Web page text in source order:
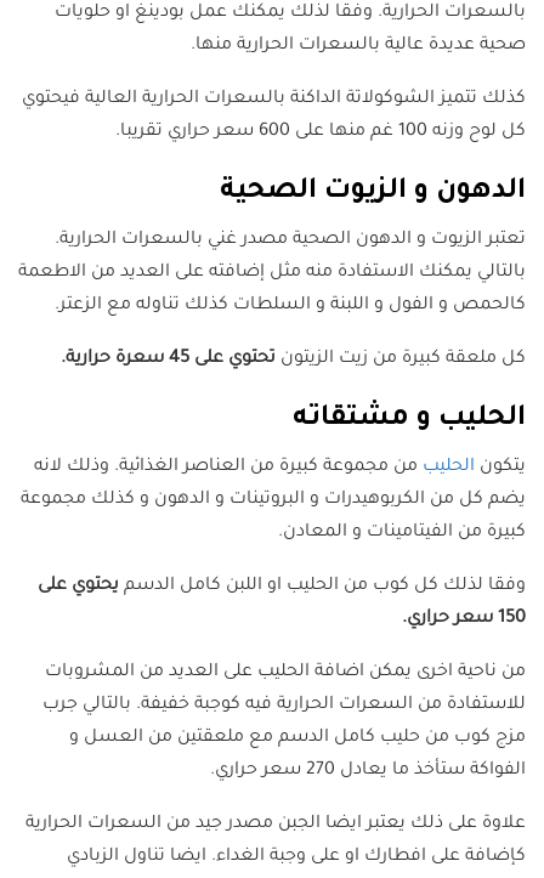
بالسعرات الحرارية. وفقا لذلك يمكنك عمل بودينغ او حلويات
صحية عديدة عالية بالسعرات الحرارية منها.
كذلك تتميز الشوكولاتة الداكنة بالسعرات الحرارية العالية فيحتوي
كل لوح وزنه 100 غم منها على 600 سعر حراري تقريبا.
الدهون و الزيوت الصحية
تعتبر الزيوت و الدهون الصحية مصدر غني بالسعرات الحرارية.
بالتالي يمكنك الاستفادة منه مثل إضافته على العديد من الاطعمة
كالحمص و الفول و اللبنة و السلطات كذلك تناوله مع الزعتر.
كل ملعقة كبيرة من زيت الزيتون تحتوي على 45 سعرة حرارية.
الحليب و مشتقاته
يتكون الحليب من مجموعة كبيرة من العناصر الغذائية. وذلك لانه
يضم كل من الكربوهيدرات و البروتينات و الدهون و كذلك مجموعة
كبيرة من الفيتامينات و المعادن.
وفقا لذلك كل كوب من الحليب او اللبن كامل الدسم يحتوي على
150 سعر حراري.
من ناحية اخرى يمكن اضافة الحليب على العديد من المشروبات
للاستفادة من السعرات الحرارية فيه كوجبة خفيفة. بالتالي جرب
مزج كوب من حليب كامل الدسم مع ملعقتين من العسل و
الفواكة ستأخذ ما يعادل 270 سعر حراري.
علاوة على ذلك يعتبر ايضا الجبن مصدر جيد من السعرات الحرارية
كإضافة على افطارك او على وجبة الغداء. ايضا تناول الزبادي